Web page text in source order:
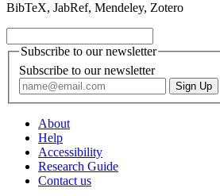
BibTeX, JabRef, Mendeley, Zotero
Subscribe to our newsletter
Subscribe to our newsletter
About
Help
Accessibility
Research Guide
Contact us